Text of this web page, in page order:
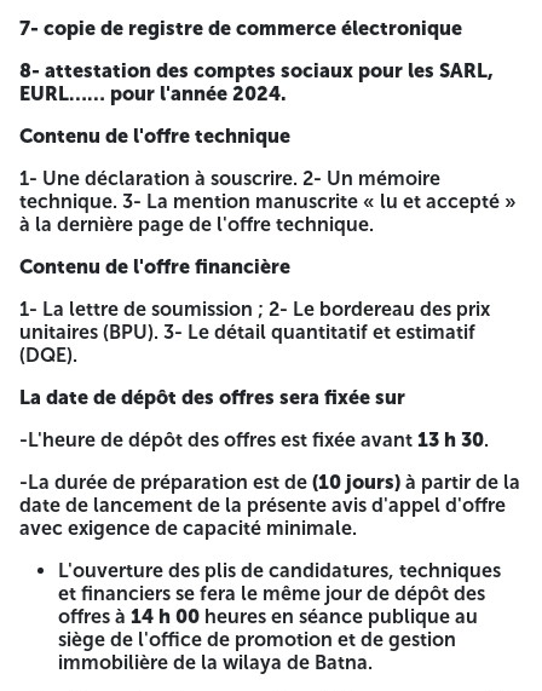
38
LOGTS PAF ILOT
DES VIDES
SANITAIRE
39
CITE 180/350
LOGTS PAF ILOT
02
REFREFCTION
DES VIDES
SANITAIRE
Le cahier des charges relatif à ce projet doit être retiré
contre paiement de 1.500,00 DA auprès de : L'Office
de Promotion et de Gestion Immobilière de Batna Cité
An-nasr ex terrain SAP Batna. Tél : 033 27.31.34-033
mentionnés ci-dessus conformément au cahier des
charges et déposés à la direction de L'OPGI BATNA (DG)
Cité An-nasr ex terrain SAP BATNA dans enveloppe.
L’enveloppe extérieure anonyme ne devra comporter que
minimale »
PROJET : TRAVAUX DE REHABILITATION DU PARC
« IERE TRANCHE »
Lot : …………………………………….. «
TRAVAUX………………………………. »
7- copie de registre de commerce électronique
8- attestation des comptes sociaux pour les SARL,
EURL…… pour l'année 2024.
Contenu de l'offre technique
1- Une déclaration à souscrire. 2- Un mémoire
technique. 3- La mention manuscrite « lu et accepté »
à la dernière page de l'offre technique.
Contenu de l'offre financière
1- La lettre de soumission ; 2- Le bordereau des prix
unitaires (BPU). 3- Le détail quantitatif et estimatif
(DQE).
La date de dépôt des offres sera fixée sur
-L'heure de dépôt des offres est fixée avant 13 h 30.
-La durée de préparation est de (10 jours) à partir de la
date de lancement de la présente avis d'appel d'offre
avec exigence de capacité minimale.
L'ouverture des plis de candidatures, techniques
et financiers se fera le même jour de dépôt des
offres à 14 h 00 heures en séance publique au
siège de l'office de promotion et de gestion
immobilière de la wilaya de Batna.